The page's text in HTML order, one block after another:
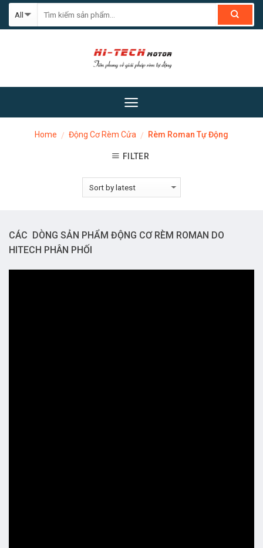
Skip
Home / Động Cơ Rèm Cửa / Rèm Roman Tự Động
FILTER
CÁC DÒNG SẢN PHẨM ĐỘNG CƠ RÈM ROMAN DO
HITECH PHÂN PHỐI